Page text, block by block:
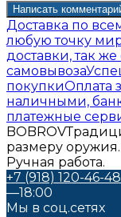
Доставка по
любую точку
доставки, так
самовывоза
покупкиОплата
наличными,
платежные
BOBROV
размеру
Ручная работа.
+7 (918) 120-46-48
—18:00
Мы в соц.сетях